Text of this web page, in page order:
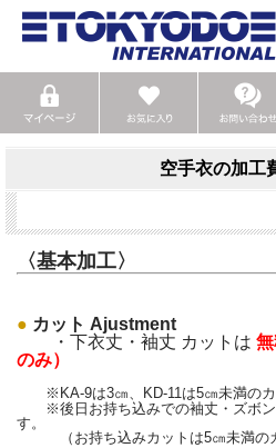
空手衣の加工
〈基本加工〉
● カット Ajustment
・下衣丈・袖丈 カットは
のみ）
※KA-9は3㎝、KD-11は5㎝未満の
※後日お持ち込みでの袖丈・ズボ
す。
（お持ち込みカットは5㎝未満のカ